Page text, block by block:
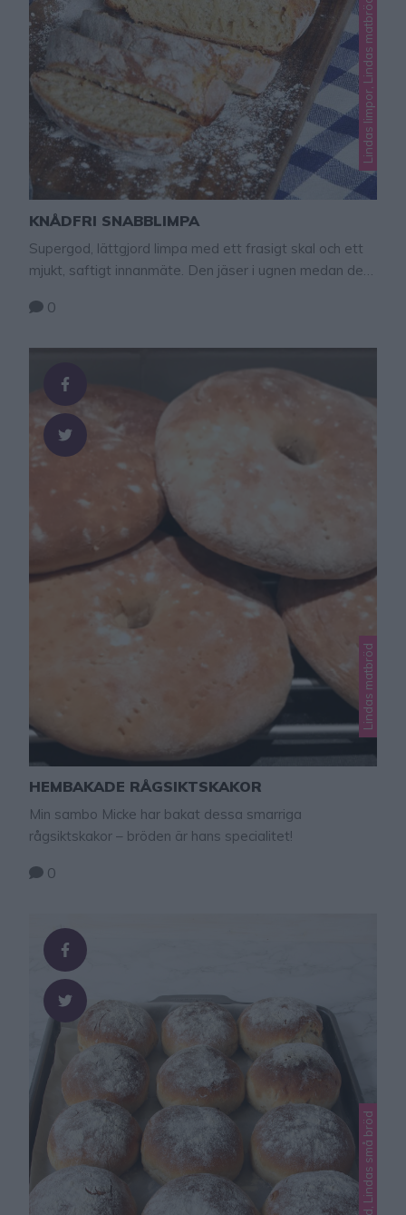
KNÅDFRI SNABBLIMPA
Supergod, lättgjord limpa med ett frasigt skal och ett
mjukt, saftigt innanmäte. Den jäser i ugnen medan den
0
Lindas matbröd
HEMBAKADE RÅGSIKTSKAKOR
Min sambo Micke har bakat dessa smarriga
rågsiktskakor – bröden är hans specialitet!
0